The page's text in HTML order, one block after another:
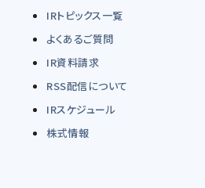
IRトピックス一覧
よくあるご質問
IR資料請求
RSS配信について
IRスケジュール
株式情報